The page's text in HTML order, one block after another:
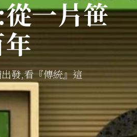
一片笹
發,看『傳統』這